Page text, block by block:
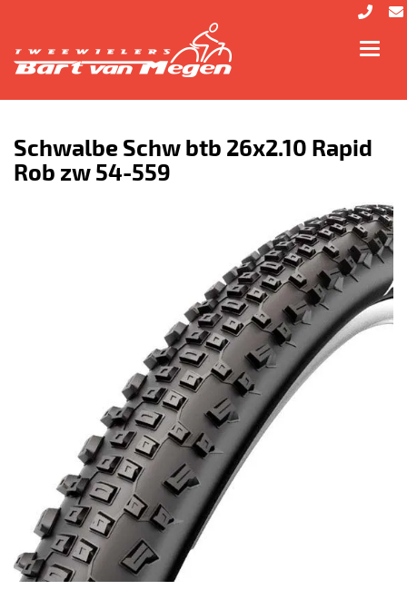
Schwalbe Schw btb 26x2.10 Rapid
Rob zw 54-559